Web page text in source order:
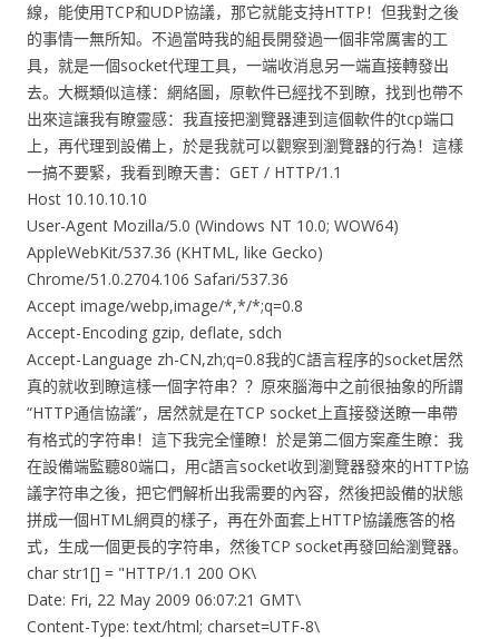
線，能使用TCP和UDP協議，那它就能支持HTTP！但我對之後
的事情一無所知。不過當時我的組長開發過一個非常厲害的工
具，就是一個socket代理工具，一端收消息另一端直接轉發出
去。大概類似這樣：網絡圖，原軟件已經找不到瞭，找到也帶不
出來這讓我有瞭靈感：我直接把瀏覽器連到這個軟件的tcp端口
上，再代理到設備上，於是我就可以觀察到瀏覽器的行為！這樣
一搞不要緊，我看到瞭天書：GET / HTTP/1.1
Host 10.10.10.10
User-Agent Mozilla/5.0 (Windows NT 10.0; WOW64)
AppleWebKit/537.36 (KHTML, like Gecko)
Chrome/51.0.2704.106 Safari/537.36
Accept image/webp,image/*,*/*;q=0.8
Accept-Encoding gzip, deflate, sdch
Accept-Language zh-CN,zh;q=0.8我的C語言程序的socket居然
真的就收到瞭這樣一個字符串？？原來腦海中之前很抽象的所謂
“HTTP通信協議”，居然就是在TCP socket上直接發送瞭一串帶
有格式的字符串！這下我完全懂瞭！於是第二個方案產生瞭：我
在設備端監聽80端口，用c語言socket收到瀏覽器發來的HTTP協
議字符串之後，把它們解析出我需要的內容，然後把設備的狀態
拼成一個HTML網頁的樣子，再在外面套上HTTP協議應答的格
式，生成一個更長的字符串，然後TCP socket再發回給瀏覽器。
char str1[] = "HTTP/1.1 200 OK\
Date: Fri, 22 May 2009 06:07:21 GMT\
Content-Type: text/html; charset=UTF-8\